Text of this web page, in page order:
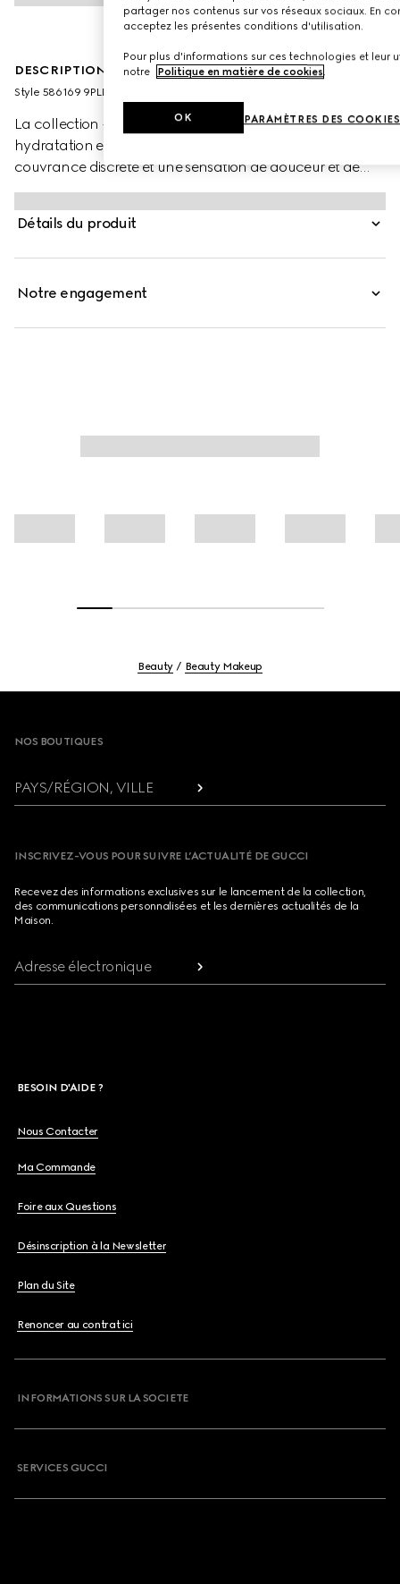
DESCRIPTION PRODUIT
Style ‎586169 9PLP8 9213
La collection « Rouge à Lèvres Voile » associe idéalement
hydratation et brillance. Ces rouges à lèvres offrent une
couvrance discrète et une sensation de douceur et de
légèreté. Cette palette aux nuances éclatantes s’inspire
des légendes de l’âge d’or d’Hollywood. Les couleurs
audacieuses font écho à l’excentricité et à la liberté
individuelle. Ultime touche de raffinement, chaque rouge
Détails du produit
Notre engagement
Beauty Beauty Makeup
NOS BOUTIQUES
PAYS/RÉGION, VILLE
INSCRIVEZ-VOUS POUR SUIVRE L’ACTUALITÉ DE GUCCI
Recevez des informations exclusives sur le lancement de la collection,
des communications personnalisées et les dernières actualités de la
Maison.
Adresse électronique
BESOIN D'AIDE ?
Nous Contacter
Ma Commande
Foire aux Questions
Désinscription à la Newsletter
Plan du Site
Renoncer au contrat ici
INFORMATIONS SUR LA SOCIETE
SERVICES GUCCI
partager nos contenus sur vos réseaux sociaux. En
acceptez les présentes conditions d'utilisation.
Pour plus d'informations sur ces technologies et leur
notre
Politique en matière de cookies.
PARAMÈTRES DES COOKIES
OK